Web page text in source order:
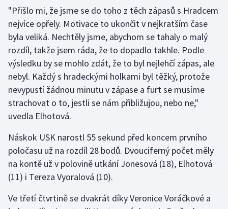
Triatlon
Veslování
Vodní slalom
Volejbal
Ostatní
"Přišlo mi, že jsme se do toho z těch zápasů s Hradcem
nejvíce opřely. Motivace to ukončit v nejkratším čase
byla veliká. Nechtěly jsme, abychom se tahaly o malý
rozdíl, takže jsem ráda, že to dopadlo takhle. Podle
výsledku by se mohlo zdát, že to byl nejlehčí zápas, ale
nebyl. Každý s hradeckými holkami byl těžký, protože
nevypustí žádnou minutu v zápase a furt se musíme
strachovat o to, jestli se nám přibližujou, nebo ne,"
uvedla Elhotová.
Náskok USK narostl 55 sekund před koncem prvního
poločasu už na rozdíl 28 bodů. Dvouciferný počet měly
na kontě už v polovině utkání Jonesová (18), Elhotová
(11) i Tereza Vyoralová (10).
Ve třetí čtvrtině se dvakrát díky Veronice Voráčkové a